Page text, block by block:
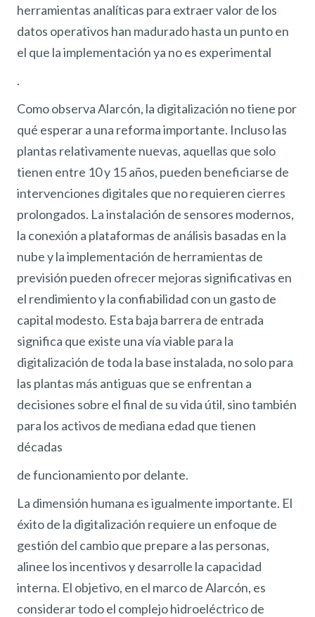
herramientas analíticas para extraer valor de los
datos operativos han madurado hasta un punto en
el que la implementación ya no es experimental
.
Como observa Alarcón, la digitalización no tiene por
qué esperar a una reforma importante. Incluso las
plantas relativamente nuevas, aquellas que solo
tienen entre 10 y 15 años, pueden beneficiarse de
intervenciones digitales que no requieren cierres
prolongados. La instalación de sensores modernos,
la conexión a plataformas de análisis basadas en la
nube y la implementación de herramientas de
previsión pueden ofrecer mejoras significativas en
el rendimiento y la confiabilidad con un gasto de
capital modesto. Esta baja barrera de entrada
significa que existe una vía viable para la
digitalización de toda la base instalada, no solo para
las plantas más antiguas que se enfrentan a
decisiones sobre el final de su vida útil, sino también
para los activos de mediana edad que tienen
décadas
de funcionamiento por delante.
La dimensión humana es igualmente importante. El
éxito de la digitalización requiere un enfoque de
gestión del cambio que prepare a las personas,
alinee los incentivos y desarrolle la capacidad
interna. El objetivo, en el marco de Alarcón, es
considerar todo el complejo hidroeléctrico de